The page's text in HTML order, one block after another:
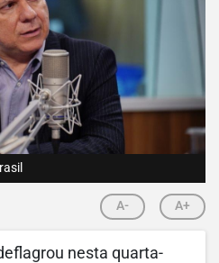
A- A+
nesta quarta-